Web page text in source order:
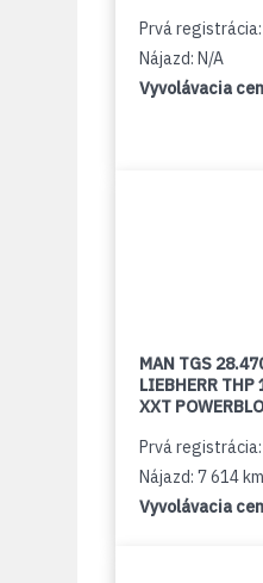
Prvá
Nájazd: N/A
Vyvolávacia
MAN TGS
LIEBHERR
XXT
Prvá
Nájazd: 7 614 km
Vyvolávacia